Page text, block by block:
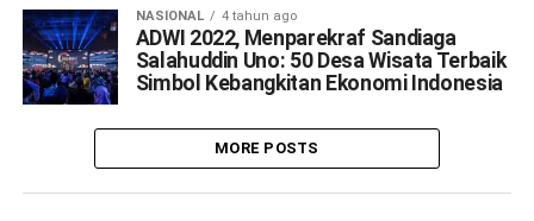
NASIONAL 4 tahun ago
ADWI 2022, Menparekraf Sandiaga
Salahuddin Uno: 50 Desa Wisata Terbaik
Simbol Kebangkitan Ekonomi Indonesia
MORE POSTS